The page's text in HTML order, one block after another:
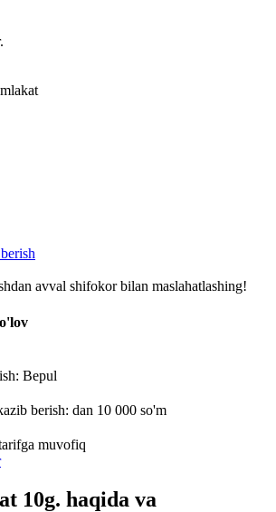
avval shifokor bilan maslahatlashing!
Bepul
berish: dan 10 000 so'm
muvofiq
10g. haqida va